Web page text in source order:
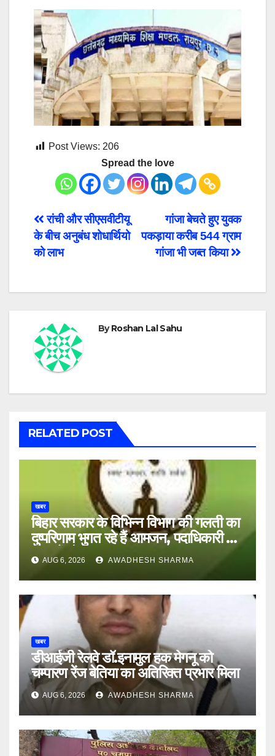
Post Views: 206
Spread the love
Post
navigation
गांजा बेचते हुए युवक
पकड़ाया करीब 544 ग्राम
गांजा भी जब्त किया
रांची और सीएसवीटीयू
के बीच अनुबंध शोधार्थियो
को लाभ
ByRoshan Lal Sahu
RELATED POST
खबर
बिहार सरकार के विभिन्न विभाग की गलती का
दुष्परिणाम भुगत रहे हैं आमजन, पदाधिकारी और
अन्य हैं मौन
AUG 6, 2026 AWADHESH SHARMA
खबर
डीआईजी रेलवे डॉ.इनामुल हक मेगनू को
चम्पारण रेंज बेतिया का अतिरिक्त प्रभार मिला
AUG 6, 2026 AWADHESH SHARMA